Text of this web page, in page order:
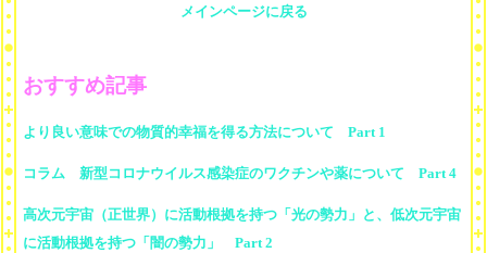
メインページに戻る
おすすめ記事
より良い意味での物質的幸福を得る方法について Part 1
コラム 新型コロナウイルス感染症のワクチンや薬について Part 4
高次元宇宙（正世界）に活動根拠を持つ「光の勢力」と、低次元宇宙
に活動根拠を持つ「闇の勢力」 Part 2